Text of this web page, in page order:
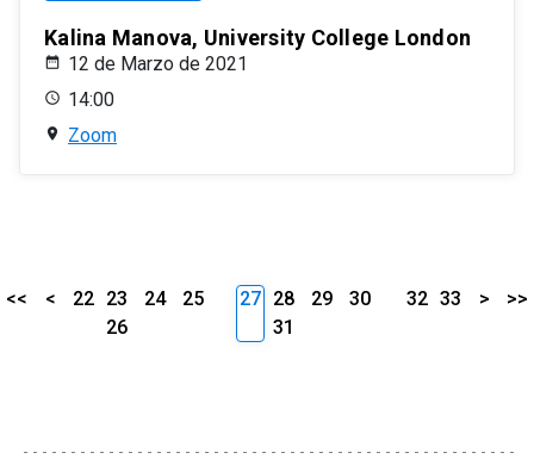
Kalina Manova, University College London
12 de Marzo de 2021
14:00
Zoom
<< < 22 23 24
25
26
27 28 29
30
31
32 33 > >>